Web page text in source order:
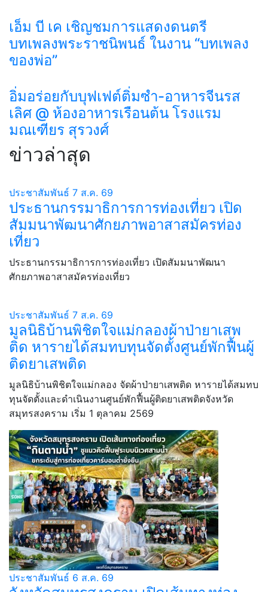
เอ็ม บี เค เชิญชมการแสดงดนตรี
บทเพลงพระราชนิพนธ์ ในงาน “บทเพลง
ของพ่อ”
อิ่มอร่อยกับบุฟเฟต์ติ่มซำ-อาหารจีนรส
เลิศ @ ห้องอาหารเรือนต้น โรงแรม
มณเฑียร สุรวงศ์
ข่าวล่าสุด
ประชาสัมพันธ์ 7 ส.ค. 69
ประธานกรรมาธิการการท่องเที่ยว เปิด
สัมมนาพัฒนาศักยภาพอาสาสมัครท่อง
เที่ยว
ประธานกรรมาธิการการท่องเที่ยว เปิดสัมมนาพัฒนา
ศักยภาพอาสาสมัครท่องเที่ยว
ประชาสัมพันธ์ 7 ส.ค. 69
มูลนิธิบ้านพิชิตใจแม่กลองผ้าป่ายาเสพ
ติด หารายได้สมทบทุนจัดตั้งศูนย์พักฟื้นผู้
ติดยาเสพติด
มูลนิธิบ้านพิชิตใจแม่กลอง จัดผ้าป่ายาเสพติด หารายได้สมทบ
ทุนจัดตั้งและดำเนินงานศูนย์พักฟื้นผู้ติดยาเสพติดจังหวัด
สมุทรสงคราม เริ่ม 1 ตุลาคม 2569
ประชาสัมพันธ์ 6 ส.ค. 69